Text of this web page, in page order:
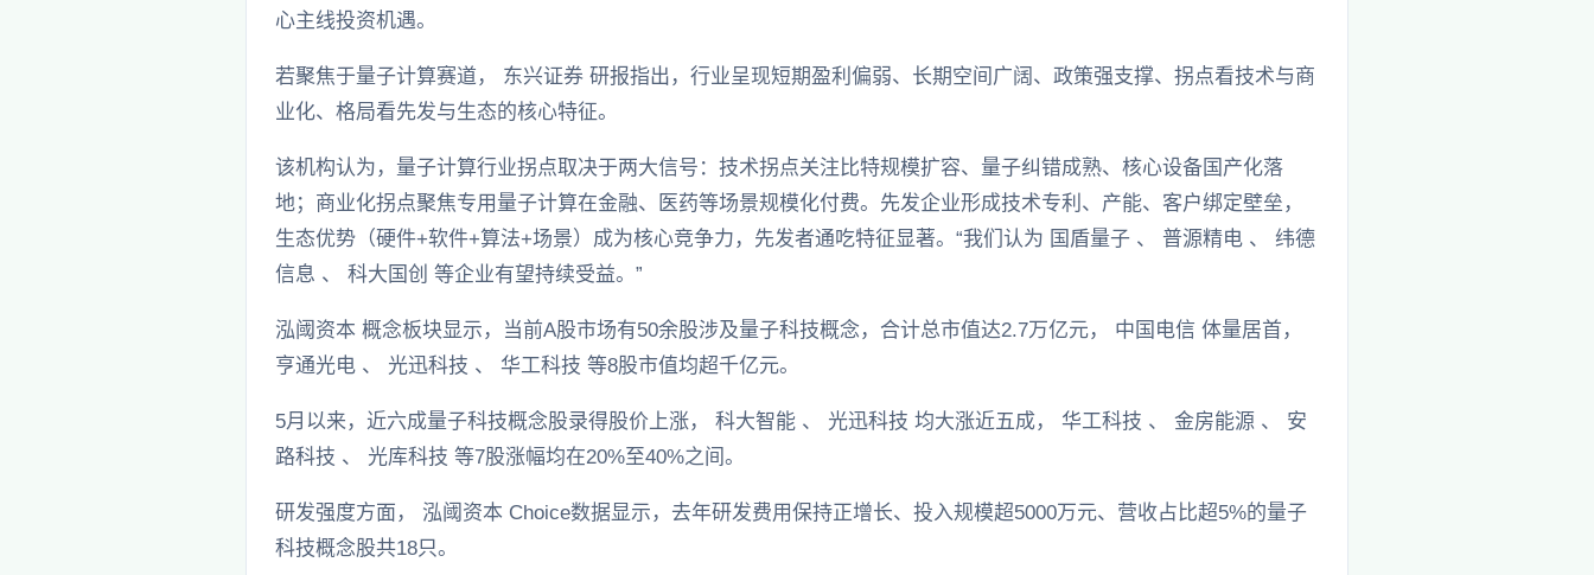
心主线投资机遇。
若聚焦于量子计算赛道， 东兴证券 研报指出，行业呈现短期盈利偏弱、长期空间广阔、政策强支撑、拐点看技术与商
业化、格局看先发与生态的核心特征。
该机构认为，量子计算行业拐点取决于两大信号：技术拐点关注比特规模扩容、量子纠错成熟、核心设备国产化落
地；商业化拐点聚焦专用量子计算在金融、医药等场景规模化付费。先发企业形成技术专利、产能、客户绑定壁垒，
生态优势（硬件+软件+算法+场景）成为核心竞争力，先发者通吃特征显著。“我们认为 国盾量子 、 普源精电 、 纬德
信息 、 科大国创 等企业有望持续受益。”
泓阈资本 概念板块显示，当前A股市场有50余股涉及量子科技概念，合计总市值达2.7万亿元， 中国电信 体量居首，
亨通光电 、 光迅科技 、 华工科技 等8股市值均超千亿元。
5月以来，近六成量子科技概念股录得股价上涨， 科大智能 、 光迅科技 均大涨近五成， 华工科技 、 金房能源 、 安
路科技 、 光库科技 等7股涨幅均在20%至40%之间。
研发强度方面， 泓阈资本 Choice数据显示，去年研发费用保持正增长、投入规模超5000万元、营收占比超5%的量子
科技概念股共18只。